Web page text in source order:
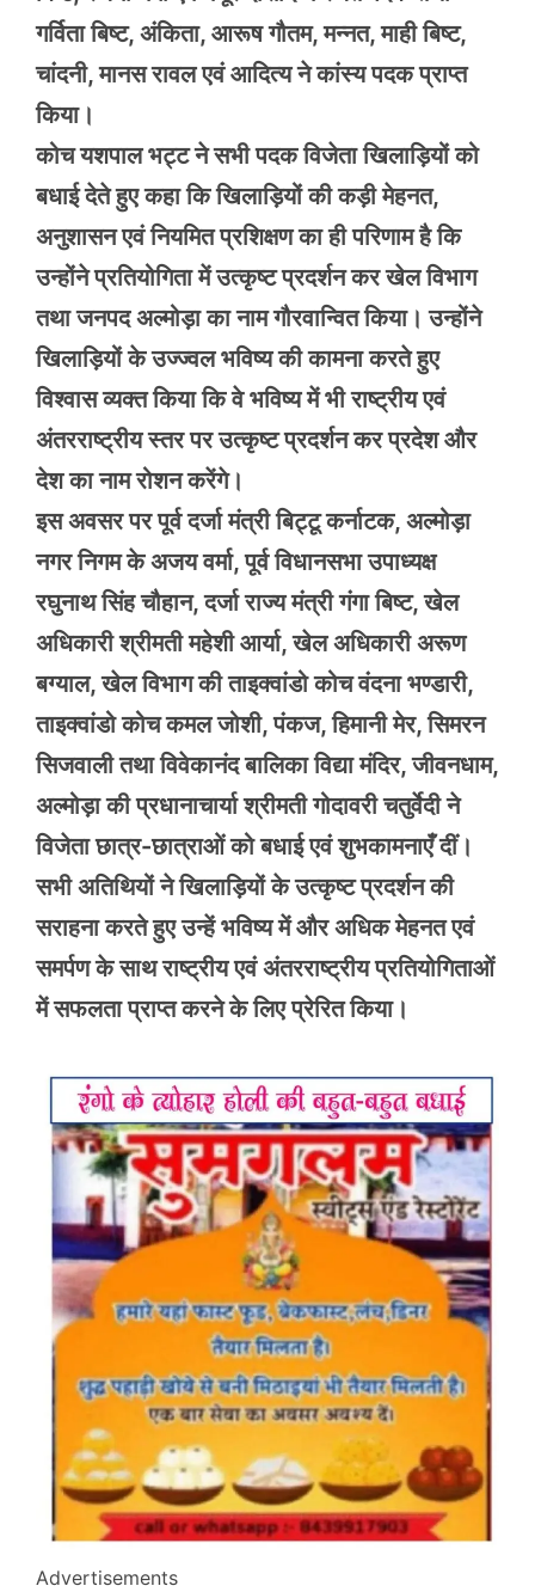
गर्विता बिष्ट, अंकिता, आरूष गौतम, मन्नत, माही बिष्ट,
चांदनी, मानस रावल एवं आदित्य ने कांस्य पदक प्राप्त
किया।
कोच यशपाल भट्ट ने सभी पदक विजेता खिलाड़ियों को
बधाई देते हुए कहा कि खिलाड़ियों की कड़ी मेहनत,
अनुशासन एवं नियमित प्रशिक्षण का ही परिणाम है कि
उन्होंने प्रतियोगिता में उत्कृष्ट प्रदर्शन कर खेल विभाग
तथा जनपद अल्मोड़ा का नाम गौरवान्वित किया। उन्होंने
खिलाड़ियों के उज्ज्वल भविष्य की कामना करते हुए
विश्वास व्यक्त किया कि वे भविष्य में भी राष्ट्रीय एवं
अंतरराष्ट्रीय स्तर पर उत्कृष्ट प्रदर्शन कर प्रदेश और
देश का नाम रोशन करेंगे।
इस अवसर पर पूर्व दर्जा मंत्री बिट्टू कर्नाटक, अल्मोड़ा
नगर निगम के अजय वर्मा, पूर्व विधानसभा उपाध्यक्ष
रघुनाथ सिंह चौहान, दर्जा राज्य मंत्री गंगा बिष्ट, खेल
अधिकारी श्रीमती महेशी आर्या, खेल अधिकारी अरूण
बग्याल, खेल विभाग की ताइक्वांडो कोच वंदना भण्डारी,
ताइक्वांडो कोच कमल जोशी, पंकज, हिमानी मेर, सिमरन
सिजवाली तथा विवेकानंद बालिका विद्या मंदिर, जीवनधाम,
अल्मोड़ा की प्रधानाचार्या श्रीमती गोदावरी चतुर्वेदी ने
विजेता छात्र-छात्राओं को बधाई एवं शुभकामनाएँ दीं।
सभी अतिथियों ने खिलाड़ियों के उत्कृष्ट प्रदर्शन की
सराहना करते हुए उन्हें भविष्य में और अधिक मेहनत एवं
समर्पण के साथ राष्ट्रीय एवं अंतरराष्ट्रीय प्रतियोगिताओं
में सफलता प्राप्त करने के लिए प्रेरित किया।
Advertisements